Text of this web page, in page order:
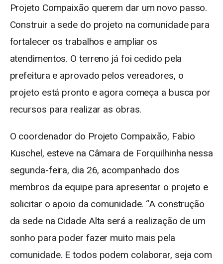
Projeto Compaixão querem dar um novo passo.
Construir a sede do projeto na comunidade para
fortalecer os trabalhos e ampliar os
atendimentos. O terreno já foi cedido pela
prefeitura e aprovado pelos vereadores, o
projeto está pronto e agora começa a busca por
recursos para realizar as obras.
O coordenador do Projeto Compaixão, Fabio
Kuschel, esteve na Câmara de Forquilhinha nessa
segunda-feira, dia 26, acompanhado dos
membros da equipe para apresentar o projeto e
solicitar o apoio da comunidade. “A construção
da sede na Cidade Alta será a realização de um
sonho para poder fazer muito mais pela
comunidade. E todos podem colaborar, seja com